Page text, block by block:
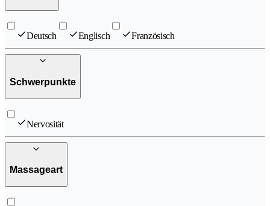
Deutsch Englisch Französisch
Schwerpunkte
Nervosität
Massageart